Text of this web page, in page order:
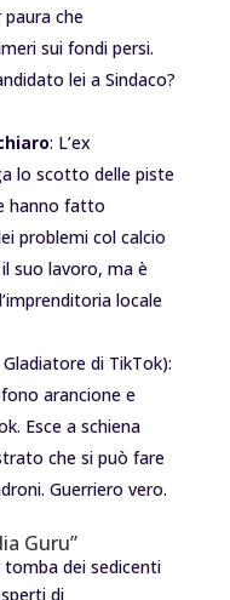
che
sui fondi persi.
lei a Sindaco?
: L’ex
lo scotto delle piste
hanno fatto
problemi col calcio
suo lavoro, ma è
locale
di TikTok):
arancione e
Esce a schiena
che si può fare
Guerriero vero.
Guru”
tomba dei sedicenti
di